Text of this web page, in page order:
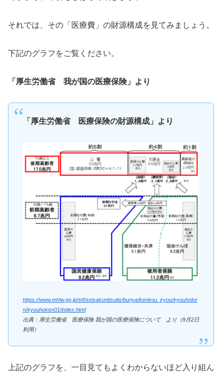
それでは、その「医療費」の財源構成を見てみましょう。
下記のグラフをご覧ください。
「厚生労働省 我が国の医療保険」より
「厚生労働省 医療保険の財源構成」より
https://www.mhlw.go.jp/stf/seisakunitsuite/bunya/kenkou_iryou/iryouhoke
n/iryouhoken01/index.html
出典：厚生労働省 医療保険 我が国の医療保険について より（9月2日
利用）
上記のグラフを、一目見てもよくわからないほど入り組ん